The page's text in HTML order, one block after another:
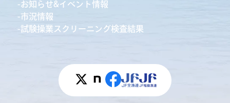
お知らせ&イベント情報
市況情報
試験操業スクリーニング検査結果